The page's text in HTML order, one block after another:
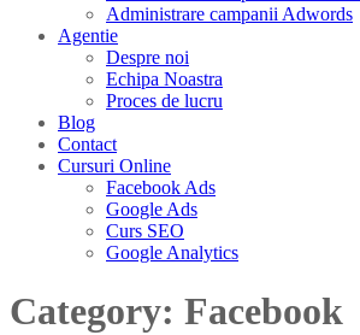
Administrare campanii Adwords
Agentie
Despre noi
Echipa Noastra
Proces de lucru
Blog
Contact
Cursuri Online
Facebook Ads
Google Ads
Curs SEO
Google Analytics
Category: Facebook